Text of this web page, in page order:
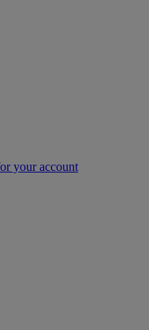
your account